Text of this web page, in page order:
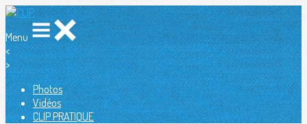
Menu
<
>
Photos
Vidéos
CLIP PRATIQUE